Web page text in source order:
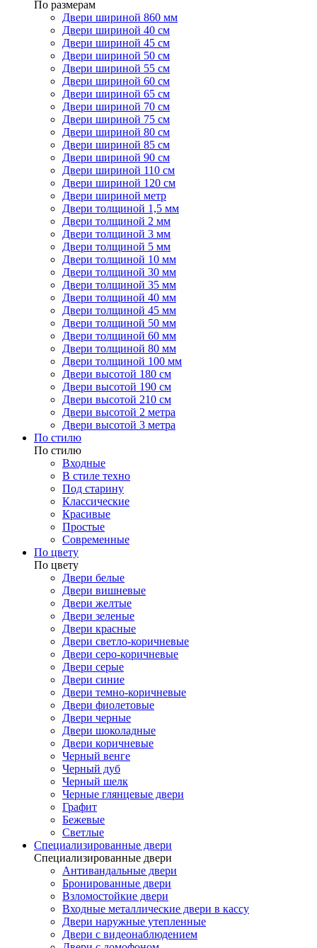
По размерам
Двери шириной 860 мм
Двери шириной 40 см
Двери шириной 45 см
Двери шириной 50 см
Двери шириной 55 см
Двери шириной 60 см
Двери шириной 65 см
Двери шириной 70 см
Двери шириной 75 см
Двери шириной 80 см
Двери шириной 85 см
Двери шириной 90 см
Двери шириной 110 см
Двери шириной 120 см
Двери шириной метр
Двери толщиной 1,5 мм
Двери толщиной 2 мм
Двери толщиной 3 мм
Двери толщиной 5 мм
Двери толщиной 10 мм
Двери толщиной 30 мм
Двери толщиной 35 мм
Двери толщиной 40 мм
Двери толщиной 45 мм
Двери толщиной 50 мм
Двери толщиной 60 мм
Двери толщиной 80 мм
Двери толщиной 100 мм
Двери высотой 180 см
Двери высотой 190 см
Двери высотой 210 см
Двери высотой 2 метра
Двери высотой 3 метра
По стилю
По стилю
Входные
В стиле техно
Под старину
Классические
Красивые
Простые
Современные
По цвету
По цвету
Двери белые
Двери вишневые
Двери желтые
Двери зеленые
Двери красные
Двери светло-коричневые
Двери серо-коричневые
Двери серые
Двери синие
Двери темно-коричневые
Двери фиолетовые
Двери черные
Двери шоколадные
Двери коричневые
Черный венге
Черный дуб
Черный шелк
Черные глянцевые двери
Графит
Бежевые
Светлые
Специализированные двери
Специализированные двери
Антивандальные двери
Бронированные двери
Взломостойкие двери
Входные металлические двери в кассу
Двери наружные утепленные
Двери с видеонаблюдением